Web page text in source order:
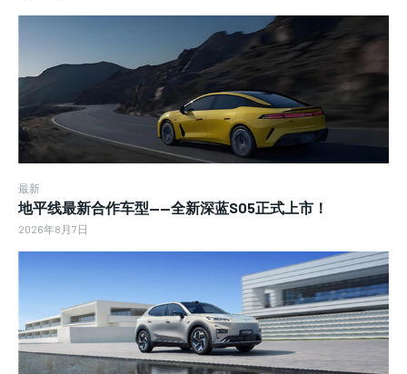
最新
地平线最新合作车型——全新深蓝S05正式上市！
2026年8月7日